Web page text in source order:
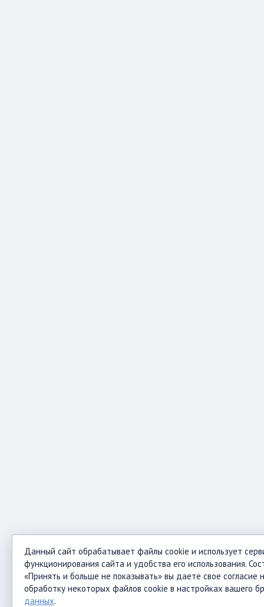
Данный сайт обрабатывает файлы cookie и использует
функционирования сайта и удобства его использования.
«Принять и больше не показывать» вы даете свое
обработку некоторых файлов cookie в настройках вашего
данных.